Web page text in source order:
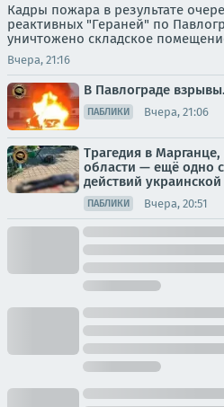
Кадры пожара в результате
реактивных "Гераней" по
уничтожено складское
Вчера, 21:16
В Павлограде
ПАБЛИКИ Вчера, 21:06
Трагедия в
области — ещё одно
действий
ПАБЛИКИ Вчера, 20:51